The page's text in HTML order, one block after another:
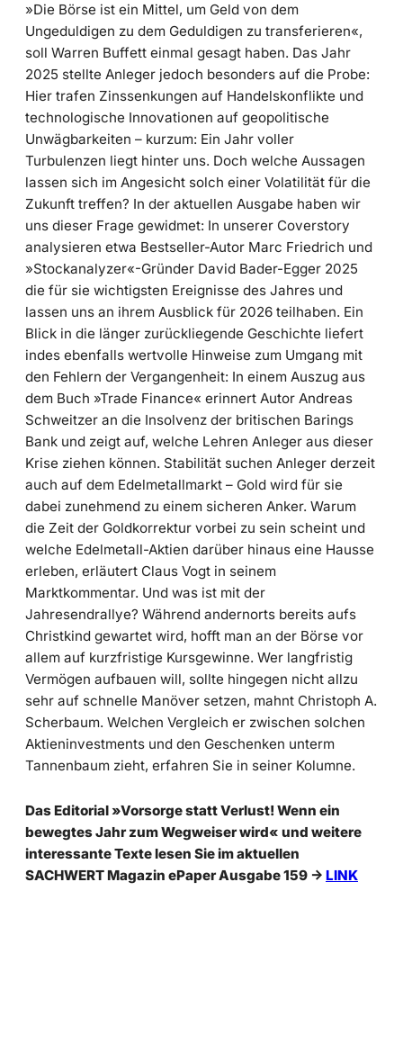
»Die Börse ist ein Mittel, um Geld von dem
Ungeduldigen zu dem Geduldigen zu transferieren«,
soll Warren Buffett einmal gesagt haben. Das Jahr
2025 stellte Anleger jedoch besonders auf die Probe:
Hier trafen Zinssenkungen auf Handelskonflikte und
technologische Innovationen auf geopolitische
Unwägbarkeiten – kurzum: Ein Jahr voller
Turbulenzen liegt hinter uns. Doch welche Aussagen
lassen sich im Angesicht solch einer Volatilität für die
Zukunft treffen? In der aktuellen Ausgabe haben wir
uns dieser Frage gewidmet: In unserer Coverstory
analysieren etwa Bestseller-Autor Marc Friedrich und
»Stockanalyzer«-Gründer David Bader-Egger 2025
die für sie wichtigsten Ereignisse des Jahres und
lassen uns an ihrem Ausblick für 2026 teilhaben. Ein
Blick in die länger zurückliegende Geschichte liefert
indes ebenfalls wertvolle Hinweise zum Umgang mit
den Fehlern der Vergangenheit: In einem Auszug aus
dem Buch »Trade Finance« erinnert Autor Andreas
Schweitzer an die Insolvenz der britischen Barings
Bank und zeigt auf, welche Lehren Anleger aus dieser
Krise ziehen können. Stabilität suchen Anleger derzeit
auch auf dem Edelmetallmarkt – Gold wird für sie
dabei zunehmend zu einem sicheren Anker. Warum
die Zeit der Goldkorrektur vorbei zu sein scheint und
welche Edelmetall-Aktien darüber hinaus eine Hausse
erleben, erläutert Claus Vogt in seinem
Marktkommentar. Und was ist mit der
Jahresendrallye? Während andernorts bereits aufs
Christkind gewartet wird, hofft man an der Börse vor
allem auf kurzfristige Kursgewinne. Wer langfristig
Vermögen aufbauen will, sollte hingegen nicht allzu
sehr auf schnelle Manöver setzen, mahnt Christoph A.
Scherbaum. Welchen Vergleich er zwischen solchen
Aktieninvestments und den Geschenken unterm
Tannenbaum zieht, erfahren Sie in seiner Kolumne.
Das Editorial »Vorsorge statt Verlust! Wenn ein
bewegtes Jahr zum Wegweiser wird« und weitere
interessante Texte lesen Sie im aktuellen
SACHWERT Magazin ePaper Ausgabe 159 -> LINK